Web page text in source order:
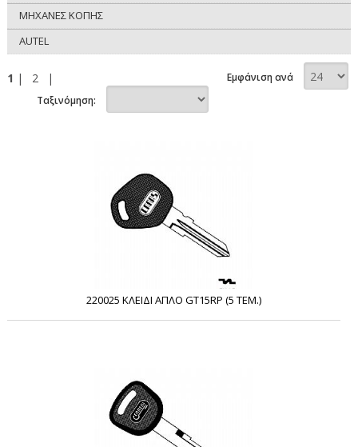
ΜΗΧΑΝΕΣ ΚΟΠΗΣ
AUTEL
1 | 2 |
Εμφάνιση ανά
Ταξινόμηση:
220025 ΚΛΕΙΔΙ ΑΠΛΟ GT15RP (5 ΤΕΜ.)